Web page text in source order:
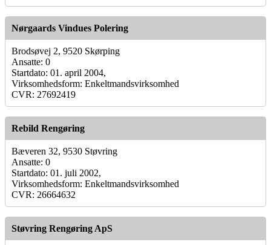
Nørgaards Vindues Polering
Brodsøvej 2, 9520 Skørping
Ansatte: 0
Startdato: 01. april 2004,
Virksomhedsform: Enkeltmandsvirksomhed
CVR: 27692419
Rebild Rengøring
Bæveren 32, 9530 Støvring
Ansatte: 0
Startdato: 01. juli 2002,
Virksomhedsform: Enkeltmandsvirksomhed
CVR: 26664632
Støvring Rengøring ApS